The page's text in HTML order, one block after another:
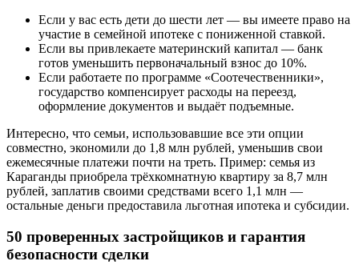
Если у вас есть дети до шести лет — вы имеете право на
участие в семейной ипотеке с пониженной ставкой.
Если вы привлекаете материнский капитал — банк
готов уменьшить первоначальный взнос до 10%.
Если работаете по программе «Соотечественники»,
государство компенсирует расходы на переезд,
оформление документов и выдаёт подъемные.
Интересно, что семьи, использовавшие все эти опции
совместно, экономили до 1,8 млн рублей, уменьшив свои
ежемесячные платежи почти на треть. Пример: семья из
Караганды приобрела трёхкомнатную квартиру за 8,7 млн
рублей, заплатив своими средствами всего 1,1 млн —
остальные деньги предоставила льготная ипотека и субсидии.
50 проверенных застройщиков и гарантия
безопасности сделки